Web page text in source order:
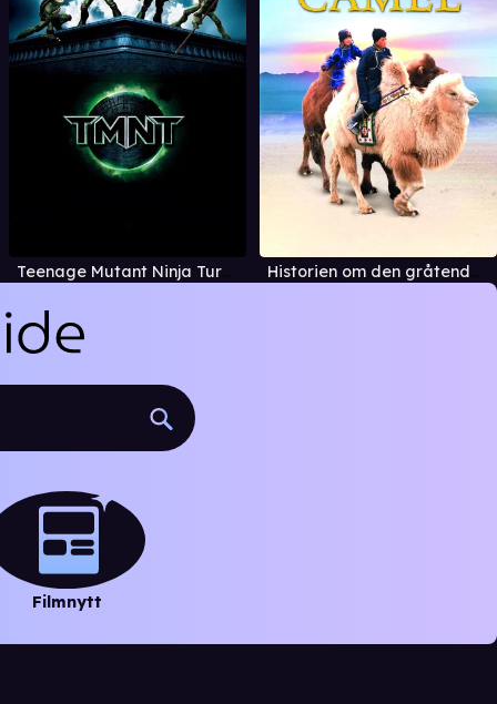
Teenage Mutant Ninja Turtles (TMNT) Historien om den gråtende kamel
Filmnytt